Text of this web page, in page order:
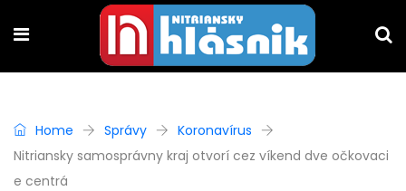
Home Správy
Koronavírus
Nitriansky samosprávny kraj otvorí cez víkend dve očkovaci
e centrá